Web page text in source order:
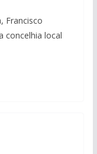
Francisco
concelhia local